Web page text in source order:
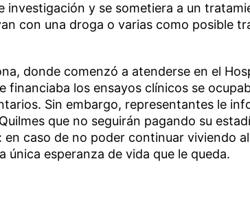
investigación y se sometiera a un
con una droga o varias como posible
donde comenzó a atenderse en el
financiaba los ensayos clínicos se
Sin embargo, representantes le
que no seguirán pagando su
en caso de no poder continuar viviendo
única esperanza de vida que le queda.